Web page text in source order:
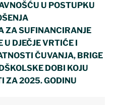
U POSTUPKU
ZA SUFINANCIRANJE
U DJEČJE VRTIĆE I
ČUVANJA, BRIGE
DOBI KOJU
ZA 2025. GODINU